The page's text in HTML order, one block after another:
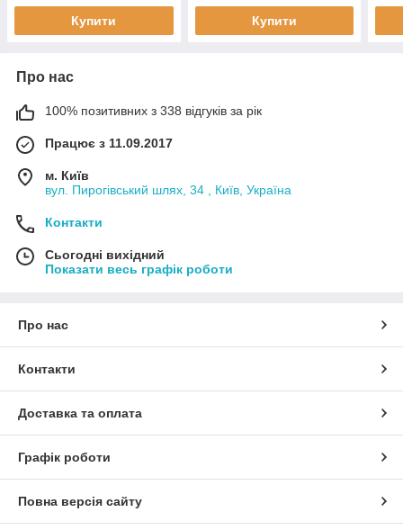
Купити Купити
Про нас
100% позитивних з 338 відгуків за рік
Працює з 11.09.2017
м. Київ
вул. Пирогівський шлях, 34 , Київ, Україна
Контакти
Сьогодні вихідний
Показати весь графік роботи
Про нас
Контакти
Доставка та оплата
Графік роботи
Повна версія сайту